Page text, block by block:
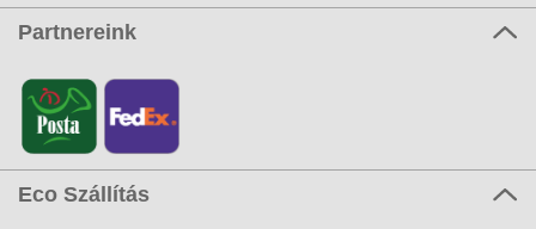
Partnereink
Eco Szállítás